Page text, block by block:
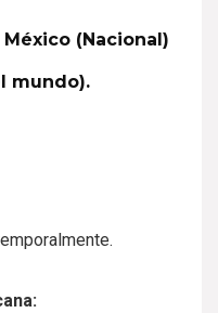
(Nacional)
mundo).